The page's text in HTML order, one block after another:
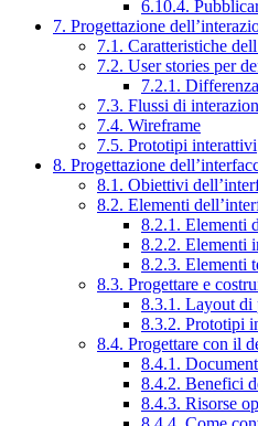
6.10.4.
7. Progettazione
7.1. Caratteristiche
7.2. User stories per
7.2.1.
7.3. Flussi di
7.4. Wireframe
7.5. Prototipi interattivi
8. Progettazione
8.1. Obiettivi
8.2. Elementi
8.2.1. Elementi
8.2.2. Elementi
8.2.3. Elementi
8.3. Progettare e
8.3.1. Layout di
8.3.2. Prototipi
8.4. Progettare con il
8.4.1.
8.4.2. Benefici
8.4.3. Risorse